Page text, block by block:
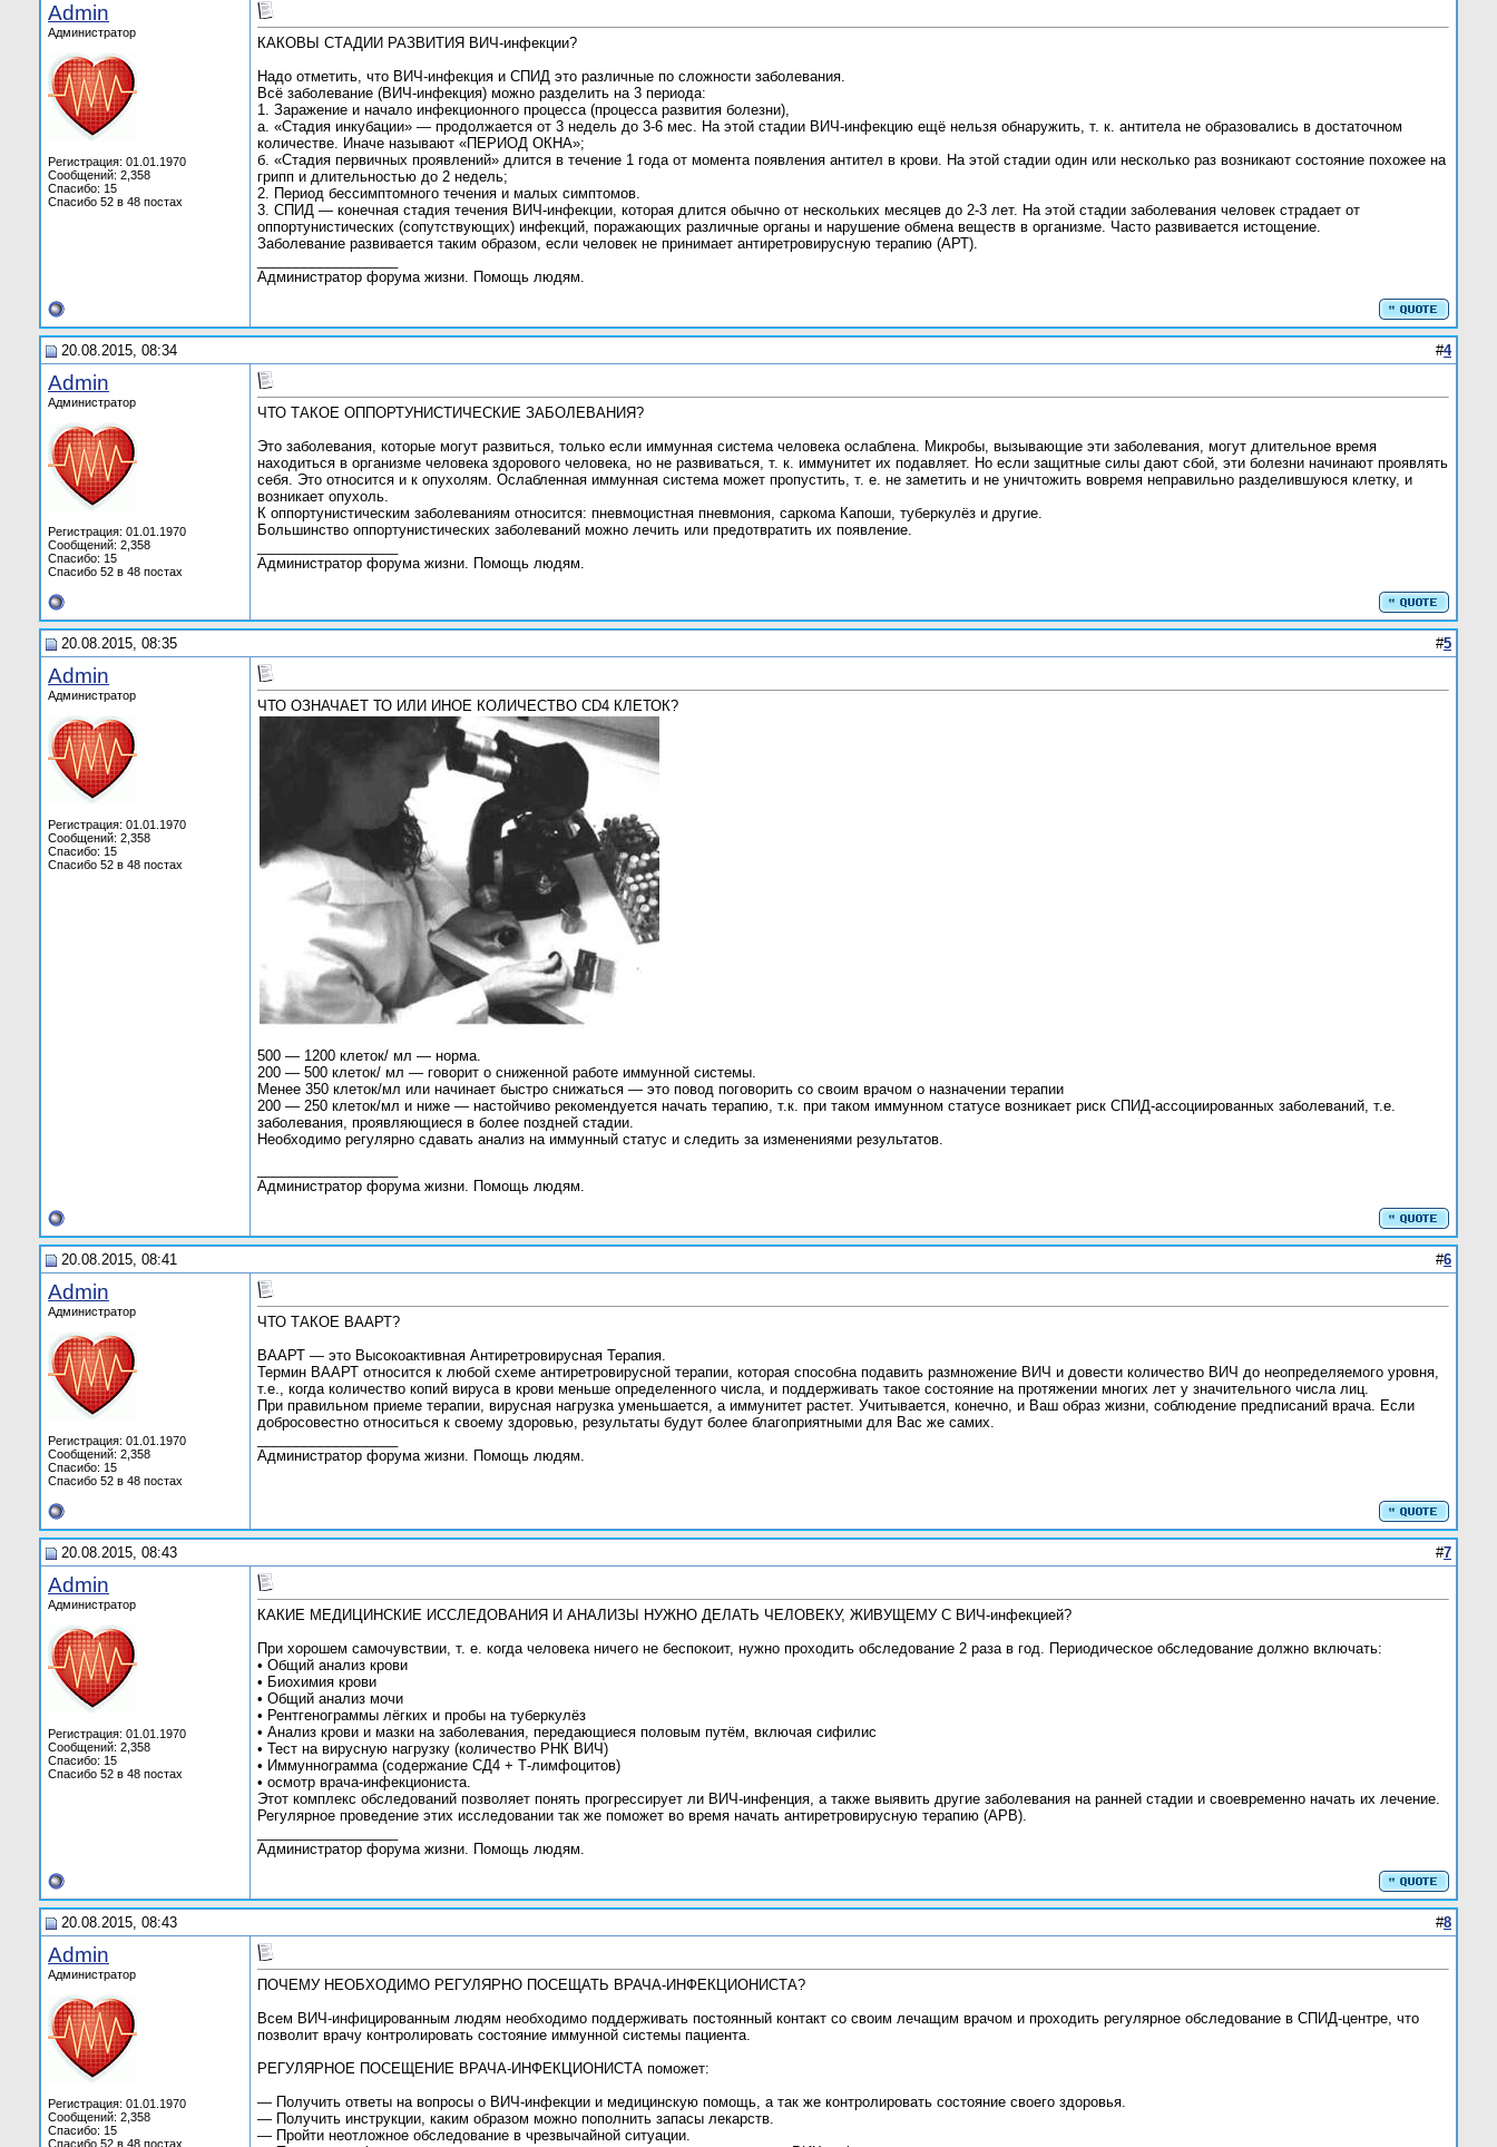
Admin
Администратор
Регистрация: 01.01.1970
Сообщений: 2,358
Спасибо: 15
Спасибо 52 в 48 постах
КАКОВЫ СТАДИИ РАЗВИТИЯ ВИЧ-инфекции?
Надо отметить, что ВИЧ-инфекция и СПИД это различные по сложности заболевания.
Всё заболевание (ВИЧ-инфекция) можно разделить на 3 периода:
1. Заражение и начало инфекционного процесса (процесса развития болезни),
а. «Стадия инкубации» — продолжается от 3 недель до 3-6 мес. На этой стадии ВИЧ-инфекцию ещё нельзя обнаружить, т. к. антитела не образовались в достаточном
количестве. Иначе называют «ПЕРИОД ОКНА»;
б. «Стадия первичных проявлений» длится в течение 1 года от момента появления антител в крови. На этой стадии один или несколько раз возникают состояние похожее на
грипп и длительностью до 2 недель;
2. Период бессимптомного течения и малых симптомов.
3. СПИД — конечная стадия течения ВИЧ-инфекции, которая длится обычно от нескольких месяцев до 2-3 лет. На этой стадии заболевания человек страдает от
оппортунистических (сопутствующих) инфекций, поражающих различные органы и нарушение обмена веществ в организме. Часто развивается истощение.
Заболевание развивается таким образом, если человек не принимает антиретровирусную терапию (АРТ).
Администратор форума жизни. Помощь людям.
20.08.2015, 08:34 #4
Admin
Администратор
Регистрация: 01.01.1970
Сообщений: 2,358
Спасибо: 15
Спасибо 52 в 48 постах
ЧТО ТАКОЕ ОППОРТУНИСТИЧЕСКИЕ ЗАБОЛЕВАНИЯ?
Это заболевания, которые могут развиться, только если иммунная система человека ослаблена. Микробы, вызывающие эти заболевания, могут длительное время
находиться в организме человека здорового человека, но не развиваться, т. к. иммунитет их подавляет. Но если защитные силы дают сбой, эти болезни начинают проявлять
себя. Это относится и к опухолям. Ослабленная иммунная система может пропустить, т. е. не заметить и не уничтожить вовремя неправильно разделившуюся клетку, и
возникает опухоль.
К оппортунистическим заболеваниям относится: пневмоцистная пневмония, саркома Капоши, туберкулёз и другие.
Большинство оппортунистических заболеваний можно лечить или предотвратить их появление.
Администратор форума жизни. Помощь людям.
20.08.2015, 08:35 #5
Admin
Администратор
Регистрация: 01.01.1970
Сообщений: 2,358
Спасибо: 15
Спасибо 52 в 48 постах
ЧТО ОЗНАЧАЕТ ТО ИЛИ ИНОЕ КОЛИЧЕСТВО СD4 КЛЕТОК?
500 — 1200 клеток/ мл — норма.
200 — 500 клеток/ мл — говорит о сниженной работе иммунной системы.
Менее 350 клеток/мл или начинает быстро снижаться — это повод поговорить со своим врачом о назначении терапии
200 — 250 клеток/мл и ниже — настойчиво рекомендуется начать терапию, т.к. при таком иммунном статусе возникает риск СПИД-ассоциированных заболеваний, т.е.
заболевания, проявляющиеся в более поздней стадии.
Необходимо регулярно сдавать анализ на иммунный статус и следить за изменениями результатов.
Администратор форума жизни. Помощь людям.
20.08.2015, 08:41 #6
Admin
Администратор
Регистрация: 01.01.1970
Сообщений: 2,358
Спасибо: 15
Спасибо 52 в 48 постах
ЧТО ТАКОЕ ВААРТ?
ВААРТ — это Высокоактивная Антиретровирусная Терапия.
Термин ВААРТ относится к любой схеме антиретровирусной терапии, которая способна подавить размножение ВИЧ и довести количество ВИЧ до неопределяемого уровня,
т.е., когда количество копий вируса в крови меньше определенного числа, и поддерживать такое состояние на протяжении многих лет у значительного числа лиц.
При правильном приеме терапии, вирусная нагрузка уменьшается, а иммунитет растет. Учитывается, конечно, и Ваш образ жизни, соблюдение предписаний врача. Если
добросовестно относиться к своему здоровью, результаты будут более благоприятными для Вас же самих.
Администратор форума жизни. Помощь людям.
20.08.2015, 08:43 #7
Admin
Администратор
Регистрация: 01.01.1970
Сообщений: 2,358
Спасибо: 15
Спасибо 52 в 48 постах
КАКИЕ МЕДИЦИНСКИЕ ИССЛЕДОВАНИЯ И АНАЛИЗЫ НУЖНО ДЕЛАТЬ ЧЕЛОВЕКУ, ЖИВУЩЕМУ С ВИЧ-инфекцией?
При хорошем самочувствии, т. е. когда человека ничего не беспокоит, нужно проходить обследование 2 раза в год. Периодическое обследование должно включать:
• Общий анализ крови
• Биохимия крови
• Общий анализ мочи
• Рентгенограммы лёгких и пробы на туберкулёз
• Анализ крови и мазки на заболевания, передающиеся половым путём, включая сифилис
• Тест на вирусную нагрузку (количество РНК ВИЧ)
• Иммуннограмма (содержание СД4 + Т-лимфоцитов)
• осмотр врача-инфекциониста.
Этот комплекс обследований позволяет понять прогрессирует ли ВИЧ-инфенция, а также выявить другие заболевания на ранней стадии и своевременно начать их лечение.
Регулярное проведение этих исследовании так же поможет во время начать антиретровирусную терапию (АРВ).
Администратор форума жизни. Помощь людям.
20.08.2015, 08:43 #8
Admin
Администратор
Регистрация: 01.01.1970
Сообщений: 2,358
Спасибо: 15
Спасибо 52 в 48 постах
ПОЧЕМУ НЕОБХОДИМО РЕГУЛЯРНО ПОСЕЩАТЬ ВРАЧА-ИНФЕКЦИОНИСТА?
Всем ВИЧ-инфицированным людям необходимо поддерживать постоянный контакт со своим лечащим врачом и проходить регулярное обследование в СПИД-центре, что
позволит врачу контролировать состояние иммунной системы пациента.
РЕГУЛЯРНОЕ ПОСЕЩЕНИЕ ВРАЧА-ИНФЕКЦИОНИСТА поможет:
— Получить ответы на вопросы о ВИЧ-инфекции и медицинскую помощь, а так же контролировать состояние своего здоровья.
— Получить инструкции, каким образом можно пополнить запасы лекарств.
— Пройти неотложное обследование в чрезвычайной ситуации.